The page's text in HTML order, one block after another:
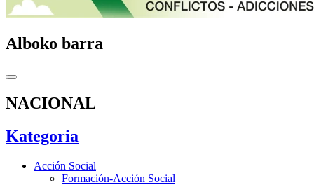
Alboko barra
NACIONAL
Kategoria
Acción Social
Formación-Acción Social